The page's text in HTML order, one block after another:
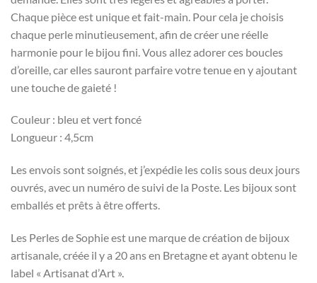
Chaque pièce est unique et fait-main. Pour cela je choisis
chaque perle minutieusement, afin de créer une réelle
harmonie pour le bijou fini. Vous allez adorer ces boucles
d’oreille, car elles sauront parfaire votre tenue en y ajoutant
une touche de gaieté !
Couleur : bleu et vert foncé
Longueur : 4,5cm
Les envois sont soignés, et j’expédie les colis sous deux jours
ouvrés, avec un numéro de suivi de la Poste. Les bijoux sont
emballés et prêts à être offerts.
Les Perles de Sophie est une marque de création de bijoux
artisanale, créée il y a 20 ans en Bretagne et ayant obtenu le
label « Artisanat d’Art ».